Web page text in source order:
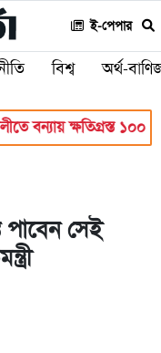
ই-পেপার
বিশ্ব অর্থ-
বন্যায় ক্ষতিগ্রস্ত ১০০
পাবেন সেই